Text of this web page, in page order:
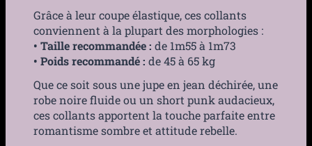
Grâce à leur coupe élastique, ces collants
conviennent à la plupart des morphologies :
• Taille recommandée : de 1m55 à 1m73
• Poids recommandé : de 45 à 65 kg
Que ce soit sous une jupe en jean déchirée, une
robe noire fluide ou un short punk audacieux,
ces collants apportent la touche parfaite entre
romantisme sombre et attitude rebelle.